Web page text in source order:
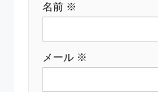
名前 ※
メール ※